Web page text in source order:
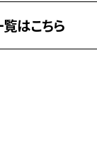
はこちら